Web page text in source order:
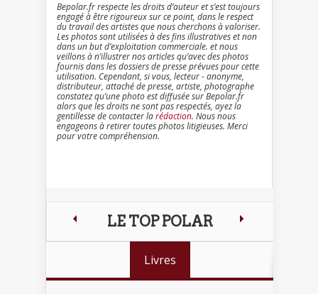
Bepolar.fr respecte les droits d’auteur et s’est toujours
engagé à être rigoureux sur ce point, dans le respect
du travail des artistes que nous cherchons à valoriser.
Les photos sont utilisées à des fins illustratives et non
dans un but d’exploitation commerciale. et nous
veillons à n’illustrer nos articles qu’avec des photos
fournis dans les dossiers de presse prévues pour cette
utilisation. Cependant, si vous, lecteur - anonyme,
distributeur, attaché de presse, artiste, photographe
constatez qu’une photo est diffusée sur Bepolar.fr
alors que les droits ne sont pas respectés, ayez la
gentillesse de contacter larédaction. Nous nous
engageons à retirer toutes photos litigieuses. Merci
pour votre compréhension.
LE TOP POLAR
Livres